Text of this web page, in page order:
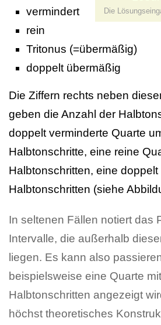
Die
vermindert
rein
Tritonus (=übermäßig)
doppelt übermäßig
Die Ziffern rechts neben
geben die Anzahl der
doppelt verminderte Quarte
Halbtonschritte, eine reine
Halbtonschritten, eine
Halbtonschritten (siehe
In seltenen Fällen notiert das
Intervalle, die außerhalb
liegen. Es kann also
beispielsweise eine Quarte
Halbtonschritten angezeigt
höchst theoretisches